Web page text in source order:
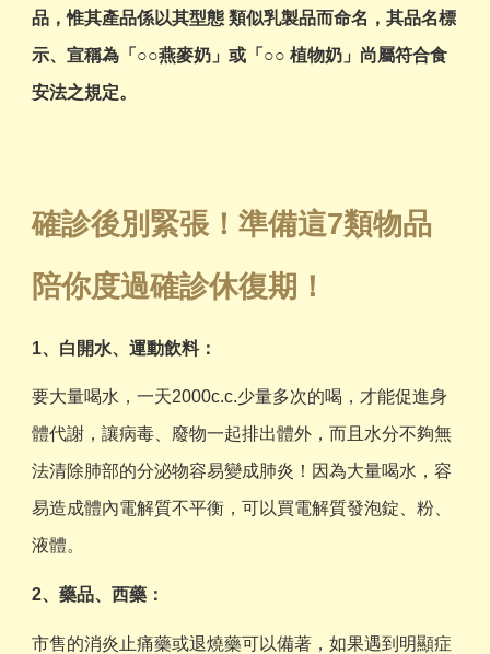
品，惟其產品係以其型態 類似乳製品而命名，其品名標
示、宣稱為「○○燕麥奶」或「○○ 植物奶」尚屬符合食
安法之規定。
確診後別緊張！準備這7類物品
陪你度過確診休復期！
1、白開水、運動飲料：
要大量喝水，一天2000c.c.少量多次的喝，才能促進身
體代謝，讓病毒、廢物一起排出體外，而且水分不夠無
法清除肺部的分泌物容易變成肺炎！因為大量喝水，容
易造成體內電解質不平衡，可以買電解質發泡錠、粉、
液體。
2、藥品、西藥：
市售的消炎止痛藥或退燒藥可以備著，如果遇到明顯症